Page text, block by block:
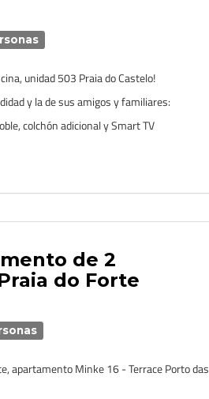
unidad 503 Praia do Castelo!
y la de sus amigos y familiares:
colchón adicional y Smart TV
de 2
do Forte
apartamento Minke 16 - Terrace Porto das